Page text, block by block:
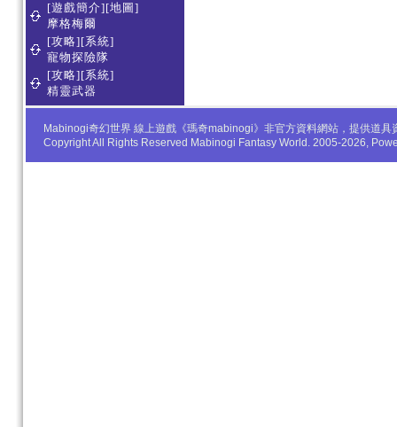
[遊戲簡介][地圖]
摩格梅爾
[攻略][系統]
寵物探險隊
[攻略][系統]
精靈武器
Mabinogi奇幻世界 線上遊戲《瑪奇mabinogi》非官方資料網站，提供道
Copyright All Rights Reserved Mabinogi Fantasy World. 2005-2026,